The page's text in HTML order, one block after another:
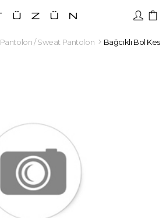
Pantolon / Sweat Pantolon Bağcıklı Bol